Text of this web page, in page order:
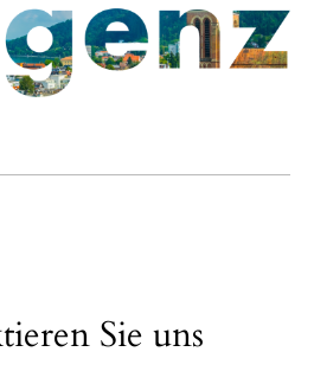
Sie uns